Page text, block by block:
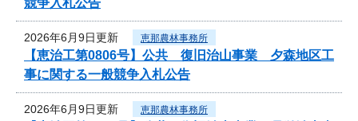
2026年6月9日更新 恵那農林事務所
【恵治工第0806号】公共 復旧治山事業 夕森地区工
事に関する一般競争入札公告
2026年6月9日更新 恵那農林事務所